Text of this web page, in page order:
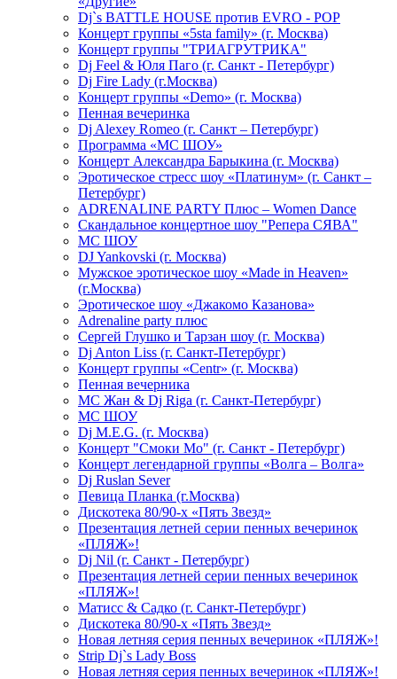
Dj`s BATTLE HOUSE против EVRO - POP
Концерт группы «5sta family» (г. Москва)
Концерт группы "ТРИАГРУТРИКА"
Dj Feel & Юля Паго (г. Санкт - Петербург)
Dj Fire Lady (г.Москва)
Концерт группы «Demo» (г. Москва)
Пенная вечеринка
Dj Alexey Romeo (г. Санкт – Петербург)
Программа «МС ШОУ»
Концерт Александра Барыкина (г. Москва)
Эротическое стресс шоу «Платинум» (г. Санкт –
Петербург)
ADRENALINE PARTY Плюс – Women Dance
Скандальное концертное шоу "Репера СЯВА"
МС ШОУ
DJ Yankovski (г. Москва)
Мужское эротическое шоу «Made in Heaven»
(г.Москва)
Эротическое шоу «Джакомо Казанова»
Adrenaline party плюс
Сергей Глушко и Тарзан шоу (г. Москва)
Dj Anton Liss (г. Санкт-Петербург)
Концерт группы «Centr» (г. Москва)
Пенная вечерника
МС Жан & Dj Riga (г. Санкт-Петербург)
МС ШОУ
Dj M.E.G. (г. Москва)
Концерт "Смоки Мо" (г. Санкт - Петербург)
Концерт легендарной группы «Волга – Волга»
Dj Ruslan Sever
Певица Планка (г.Москва)
Дискотека 80/90-х «Пять Звезд»
Презентация летней серии пенных вечеринок
«ПЛЯЖ»!
Dj Nil (г. Санкт - Петербург)
Презентация летней серии пенных вечеринок
«ПЛЯЖ»!
Матисс & Садко (г. Санкт-Петербург)
Дискотека 80/90-х «Пять Звезд»
Новая летняя серия пенных вечеринок «ПЛЯЖ»!
Strip Dj`s Lady Boss
Новая летняя серия пенных вечеринок «ПЛЯЖ»!